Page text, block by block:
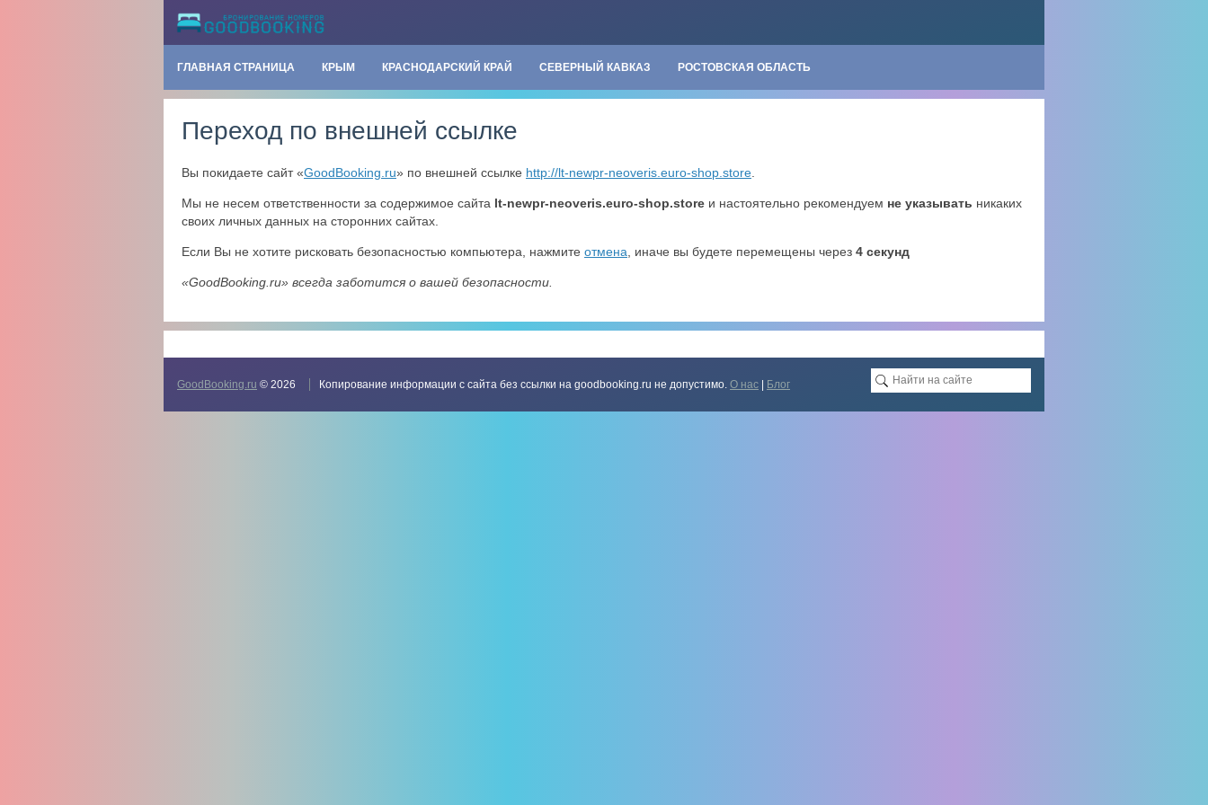
ГЛАВНАЯ СТРАНИЦА КРЫМ КРАСНОДАРСКИЙ КРАЙ СЕВЕРНЫЙ КАВКАЗ РОСТОВСКАЯ ОБЛАСТЬ
Переход по внешней ссылке
Вы покидаете сайт «GoodBooking.ru» по внешней ссылке http://lt-newpr-neoveris.euro-shop.store
Мы не несем ответственности за содержимое сайта lt-newpr-neoveris.euro-shop.store и настоятельно рекомендуем не указывать никаких
своих личных данных на сторонних сайтах.
Если Вы не хотите рисковать безопасностью компьютера, нажмите отмена , иначе вы будете перемещены через 3 секунд
«GoodBooking.ru» всегда заботится о вашей безопасности.
GoodBooking.ru © 2026 Копирование информации с сайта без ссылки на goodbooking.ru не допустимо. О нас Блог